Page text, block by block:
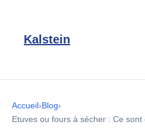
Kalstein
Accueil›Blog›
Etuves ou fours à sécher : Ce